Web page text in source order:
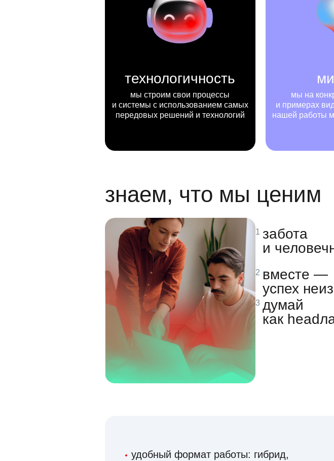
технологичность
мы строим свои процессы
и системы с использованием самых
передовых решений и технологий
мы на
и примерах
нашей работы
знаем, что мы ценим
забота
и
вместе —
успех
думай
как
удобный формат работы: гибрид,